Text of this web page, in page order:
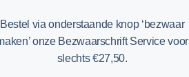
Bestel via onderstaande knop ‘bezwaar
onze Bezwaarschrift Service voor
slechts €27,50.